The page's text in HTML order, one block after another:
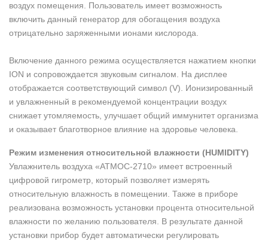
воздух помещения. Пользователь имеет возможность
включить данный генератор для обогащения воздуха
отрицательно заряженными ионами кислорода.
Включение данного режима осуществляется нажатием кнопки
ION и сопровождается звуковым сигналом. На дисплее
отображается соответствующий символ (V). Ионизированный
и увлажненный в рекомендуемой концентрации воздух
снижает утомляемость, улучшает общий иммунитет организма
и оказывает благотворное влияние на здоровье человека.
Режим изменения относительной влажности (HUMIDITY)
Увлажнитель воздуха «АТМОС-2710» имеет встроенный
цифровой гигрометр, который позволяет измерять
относительную влажность в помещении. Также в приборе
реализована возможность установки процента относительной
влажности по желанию пользователя. В результате данной
установки прибор будет автоматически регулировать